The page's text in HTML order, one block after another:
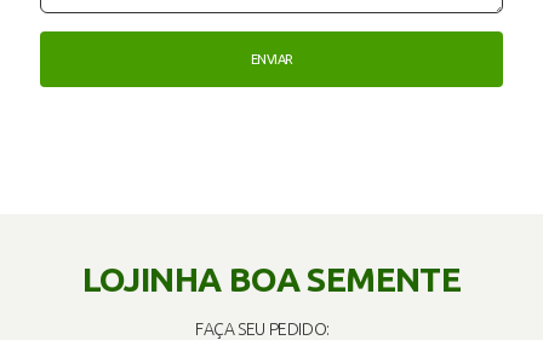
LOJINHA BOA SEMENTE
FAÇA SEU PEDIDO: